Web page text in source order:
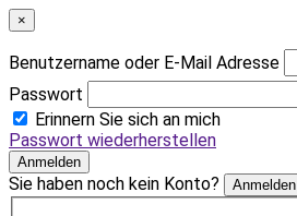
×
Benutzername oder E-Mail Adresse
Passwort
Erinnern Sie sich an mich
Passwort wiederherstellen
Anmelden
Sie haben noch kein Konto? Anmelden